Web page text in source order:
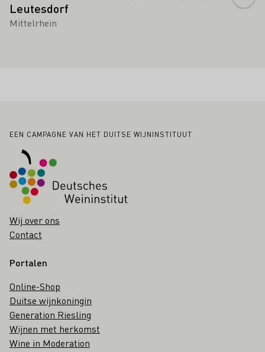
Leutesdorf
Mittelrhein
Voettekst
EEN CAMPAGNE VAN HET DUITSE WIJNINSTITUUT
Wij over ons
Contact
Portalen
Online-Shop
Duitse wijnkoningin
Generation Riesling
Wijnen met herkomst
Wine in Moderation